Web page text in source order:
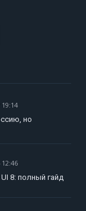
но
8: полный гайд